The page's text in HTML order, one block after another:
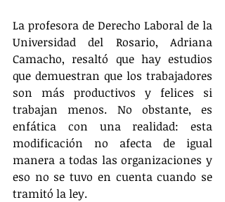
La profesora de Derecho Laboral de la
Universidad del Rosario, Adriana
Camacho, resaltó que hay estudios
que demuestran que los trabajadores
son más productivos y felices si
trabajan menos. No obstante, es
enfática con una realidad: esta
modificación no afecta de igual
manera a todas las organizaciones y
eso no se tuvo en cuenta cuando se
tramitó la ley.